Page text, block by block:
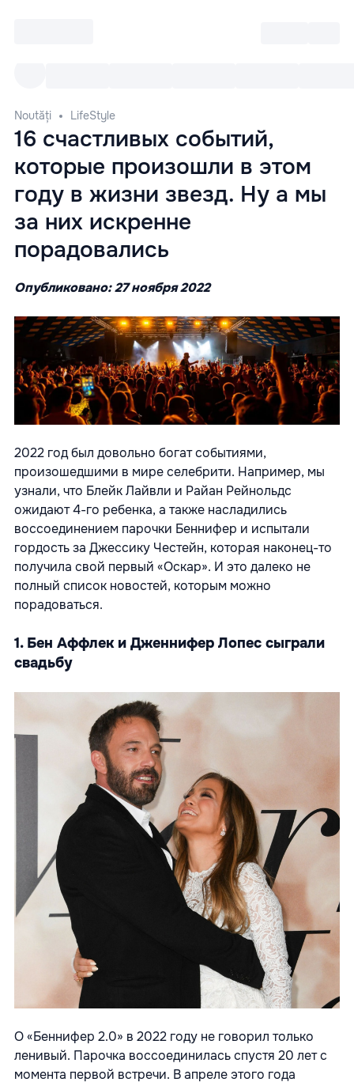
Noutăți LifeStyle
16 счастливых событий,
которые произошли в этом
году в жизни звезд. Ну а мы
за них искренне
порадовались
Опубликовано: 27 ноября 2022
2022 год был довольно богат событиями,
произошедшими в мире селебрити. Например, мы
узнали, что Блейк Лайвли и Райан Рейнольдс
ожидают 4-го ребенка, а также насладились
воссоединением парочки Беннифер и испытали
гордость за Джессику Честейн, которая наконец-то
получила свой первый «Оскар». И это далеко не
полный список новостей, которым можно
порадоваться.
1. Бен Аффлек и Дженнифер Лопес сыграли
свадьбу
О «Беннифер 2.0» в 2022 году не говорил только
ленивый. Парочка воссоединилась спустя 20 лет с
момента первой встречи. В апреле этого года